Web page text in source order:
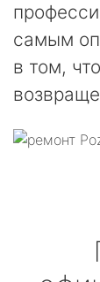
самым
в том,